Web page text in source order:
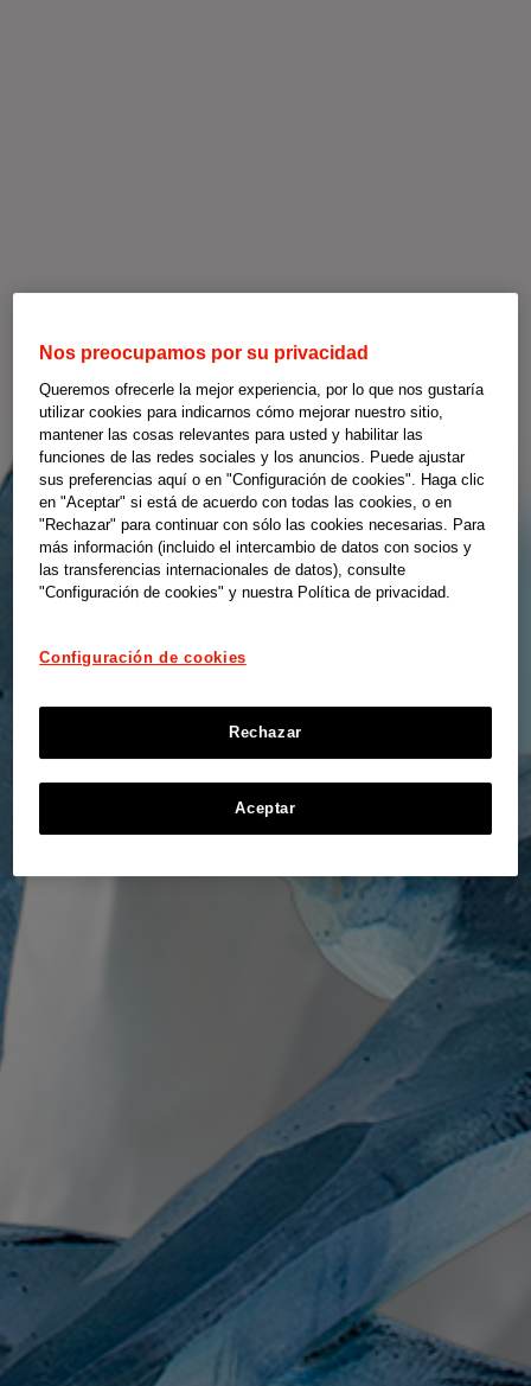
Nos preocupamos por su privacidad
Queremos ofrecerle la mejor experiencia, por lo que nos gustaría
utilizar cookies para indicarnos cómo mejorar nuestro sitio,
mantener las cosas relevantes para usted y habilitar las
funciones de las redes sociales y los anuncios. Puede ajustar
sus preferencias aquí o en "Configuración de cookies". Haga clic
en "Aceptar" si está de acuerdo con todas las cookies, o en
"Rechazar" para continuar con sólo las cookies necesarias. Para
más información (incluido el intercambio de datos con socios y
las transferencias internacionales de datos), consulte
"Configuración de cookies" y nuestra Política de privacidad.
Configuración de cookies
Rechazar
Aceptar